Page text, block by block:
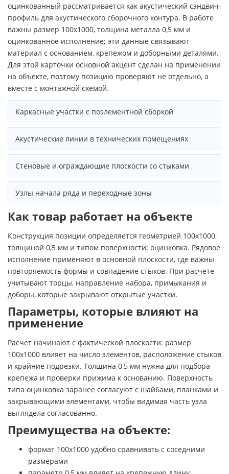
оцинкованный рассматривается как акустический сэндвич-
профиль для акустического сборочного контура. В работе
важны размер 100х1000, толщина металла 0,5 мм и
оцинкованное исполнение; эти данные связывают
материал с основанием, крепежом и доборными деталями.
Для этой карточки основной акцент сделан на применении
на объекте, поэтому позицию проверяют не отдельно, а
вместе с монтажной схемой.
Каркасные участки с поэлементной сборкой
Акустические линии в технических помещениях
Стеновые и ограждающие плоскости со стыками
Узлы начала ряда и переходные зоны
Как товар работает на объекте
Конструкция позиции определяется геометрией 100х1000,
толщиной 0,5 мм и типом поверхности: оцинковка. Рядовое
исполнение применяют в основной плоскости, где важны
повторяемость формы и совпадение стыков. При расчете
учитывают торцы, направление набора, примыкания и
доборы, которые закрывают открытые участки.
Параметры, которые влияют на
применение
Расчет начинают с фактической плоскости: размер
100х1000 влияет на число элементов, расположение стыков
и крайние подрезки. Толщина 0,5 мм нужна для подбора
крепежа и проверки прижима к основанию. Поверхность
типа оцинковка заранее согласуют с шайбами, планками и
закрывающими элементами, чтобы видимая часть узла
выглядела согласованно.
Преимущества на объекте:
формат 100х1000 удобно сравнивать с соседними
размерами